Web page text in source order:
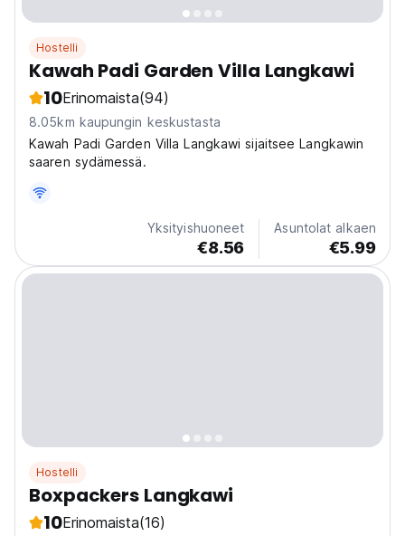
Hostelli
Kawah Padi Garden Villa Langkawi
10Erinomaista(94)
8.05km kaupungin keskustasta
Kawah Padi Garden Villa Langkawi sijaitsee Langkawin
saaren sydämessä.
Yksityishuoneet
€8.56
Asuntolat alkaen
€5.99
Hostelli
Boxpackers Langkawi
10Erinomaista(16)